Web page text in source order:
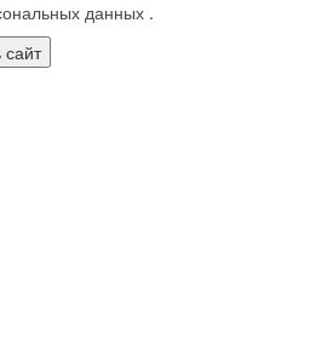
данных .
сайт